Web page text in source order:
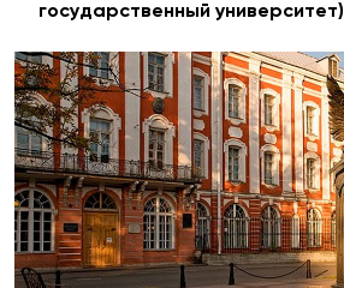
государственный университет)